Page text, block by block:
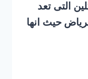
التى تعد
حيث انها